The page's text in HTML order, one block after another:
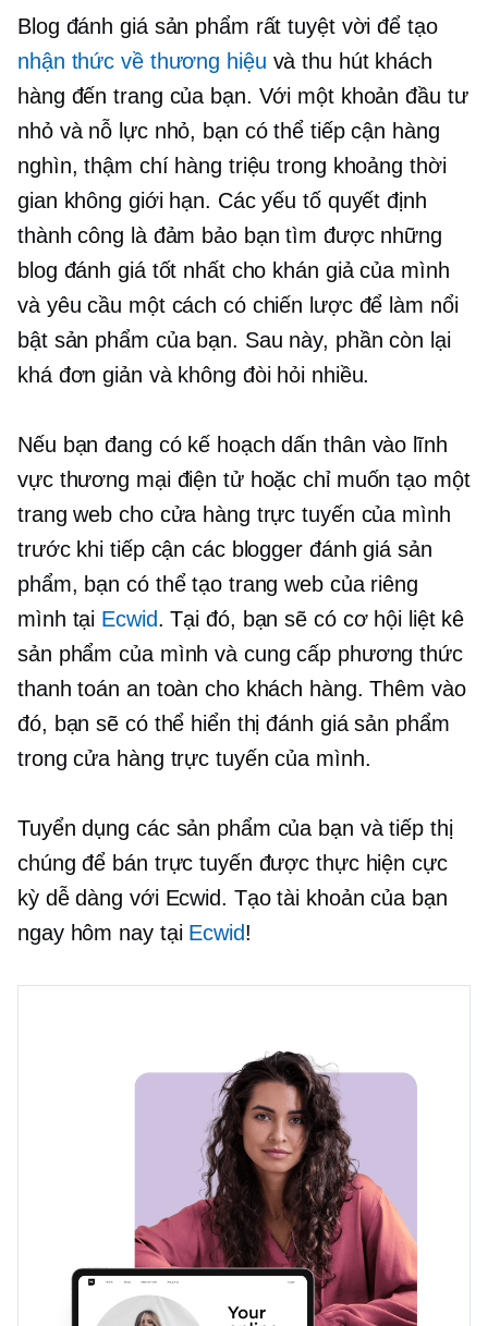
Blog đánh giá sản phẩm rất tuyệt vời để tạo
nhận thức về thương hiệu và thu hút khách
hàng đến trang của bạn. Với một khoản đầu tư
nhỏ và nỗ lực nhỏ, bạn có thể tiếp cận hàng
nghìn, thậm chí hàng triệu trong khoảng thời
gian không giới hạn. Các yếu tố quyết định
thành công là đảm bảo bạn tìm được những
blog đánh giá tốt nhất cho khán giả của mình
và yêu cầu một cách có chiến lược để làm nổi
bật sản phẩm của bạn. Sau này, phần còn lại
khá đơn giản và không đòi hỏi nhiều.
Nếu bạn đang có kế hoạch dấn thân vào lĩnh
vực thương mại điện tử hoặc chỉ muốn tạo một
trang web cho cửa hàng trực tuyến của mình
trước khi tiếp cận các blogger đánh giá sản
phẩm, bạn có thể tạo trang web của riêng
mình tại Ecwid. Tại đó, bạn sẽ có cơ hội liệt kê
sản phẩm của mình và cung cấp phương thức
thanh toán an toàn cho khách hàng. Thêm vào
đó, bạn sẽ có thể hiển thị đánh giá sản phẩm
trong cửa hàng trực tuyến của mình.
Tuyển dụng các sản phẩm của bạn và tiếp thị
chúng để bán trực tuyến được thực hiện cực
kỳ dễ dàng với Ecwid. Tạo tài khoản của bạn
ngay hôm nay tại Ecwid!